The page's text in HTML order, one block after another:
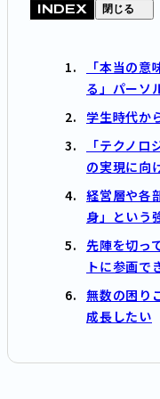
INDEX 閉じる
「本当の
る」パーソ
学生時代か
「テクノ
の実現に向
経営層や各
身」という
先陣を切っ
トに参画で
無数の困り
成長したい